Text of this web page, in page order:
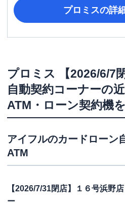
プロミスの詳
プロミス
【2026/6/7
自動契約コーナーの
ATM・ローン契約機
アイフルのカードローン
ATM
【2026/7/31閉店】１６号浜野
ー